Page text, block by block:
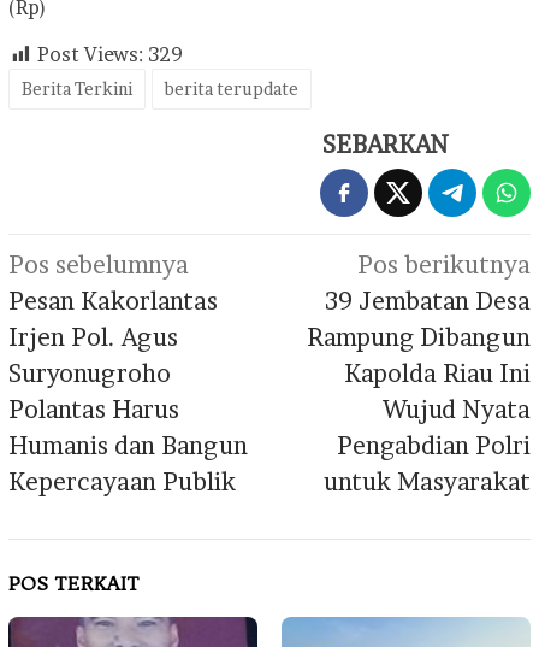
(Rp)
Post Views: 329
Berita Terkini berita terupdate
SEBARKAN
Navigasi
pos
Pos sebelumnya
Pesan Kakorlantas
Irjen Pol. Agus
Suryonugroho
Polantas Harus
Humanis dan Bangun
Kepercayaan Publik
Pos berikutnya
39 Jembatan Desa
Rampung Dibangun
Kapolda Riau Ini
Wujud Nyata
Pengabdian Polri
untuk Masyarakat
POS TERKAIT